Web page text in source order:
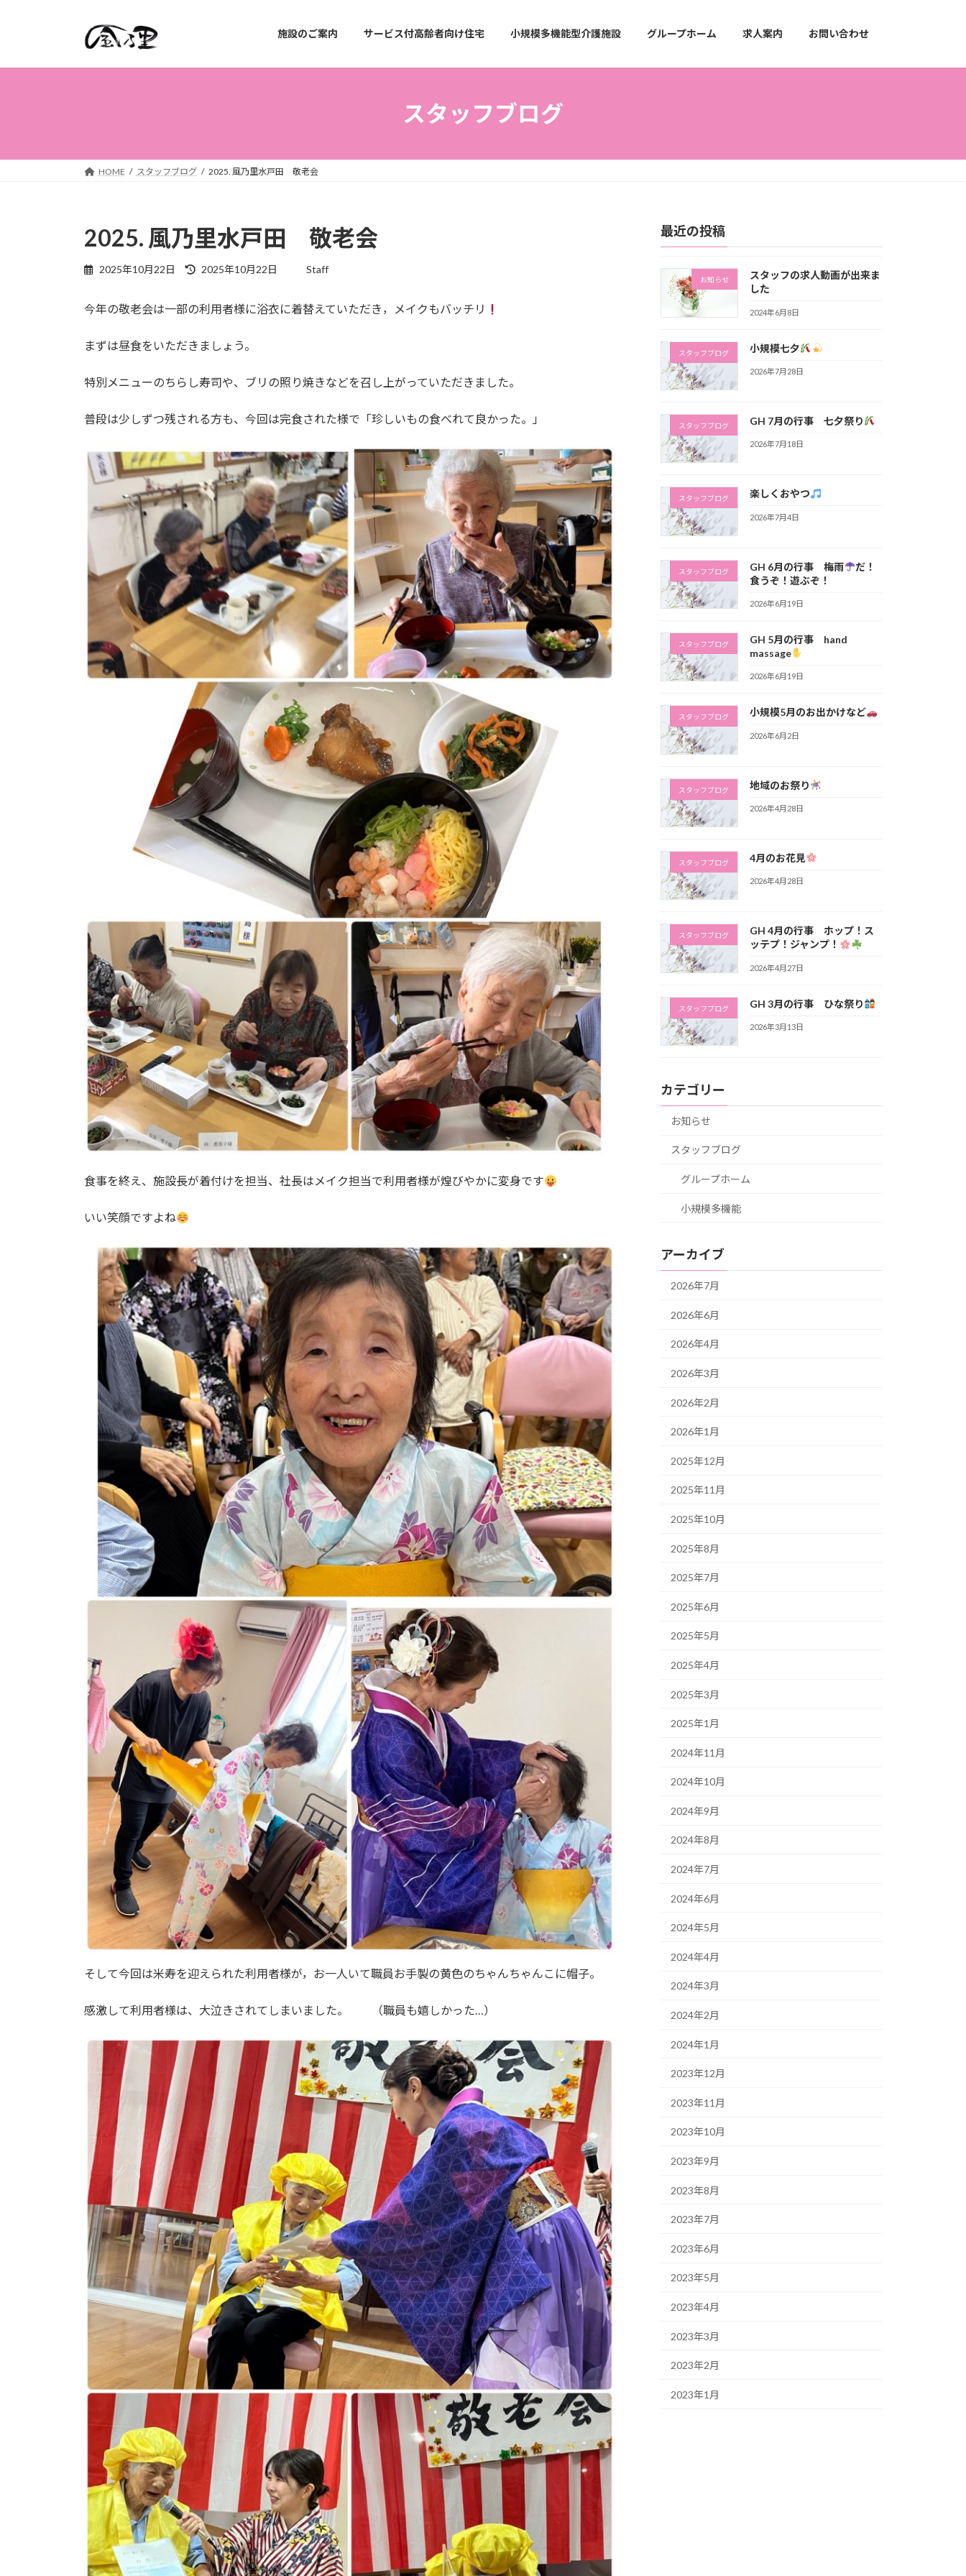
プ
動
施設のご案内 サービス付高齢者向け住宅 小規模多機能型介護施設 グループホーム 求人案内 お問い合わせ
スタッフブログ
HOME スタッフブログ 2025. 風乃里水戸田 敬老会
2025. 風乃里水戸田 敬老会
2025年10月22日
最
新
時
:
2025年10月22日 Staff
今年の敬老会は一部の利用者様に浴衣に着替えていただき，メイクもバッチリ
まずは昼食をいただきましょう。
特別メニューのちらし寿司や、ブリの照り焼きなどを召し上がっていただきました。
普段は少しずつ残される方も、今回は完食された様で「珍しいもの食べれて良かった。」
食事を終え、施設長が着付けを担当、社長はメイク担当で利用者様が煌びやかに変身です
いい笑顔ですよね
そして今回は米寿を迎えられた利用者様が，お一人いて職員お手製の黄色のちゃんちゃんこに帽子。
感激して利用者様は、大泣きされてしまいました。 （職員も嬉しかった…）
最近の投稿
お知らせ
スタッフの求人動画が出来ま
した
2024年6月8日
スタッフブログ 小規模七夕
2026年7月28日
スタッフブログ GH 7月の行事 七夕祭り
2026年7月18日
スタッフブログ 楽しくおやつ
2026年7月4日
スタッフブログ GH 6月の行事 梅雨
だ！
食うぞ！遊ぶぞ！
2026年6月19日
スタッフブログ
GH 5月の行事 hand
massage
2026年6月19日
スタッフブログ 小規模5月のお出かけなど
2026年6月2日
スタッフブログ 地域のお祭り
2026年4月28日
スタッフブログ 4月のお花見
2026年4月28日
スタッフブログ
GH 4月の行事 ホップ！ス
ッテプ！ジャンプ！
2026年4月27日
スタッフブログ GH 3月の行事 ひな祭り
2026年3月13日
カテゴリー
お知らせ
スタッフブログ
グループホーム
小規模多機能
アーカイブ
2026年7月
2026年6月
2026年4月
2026年3月
2026年2月
2026年1月
2025年12月
2025年11月
2025年10月
2025年8月
2025年7月
2025年6月
2025年5月
2025年4月
2025年3月
2025年1月
2024年11月
2024年10月
2024年9月
2024年8月
2024年7月
2024年6月
2024年5月
2024年4月
2024年3月
2024年2月
2024年1月
2023年12月
2023年11月
2023年10月
2023年9月
2023年8月
2023年7月
2023年6月
2023年5月
2023年4月
2023年3月
2023年2月
2023年1月